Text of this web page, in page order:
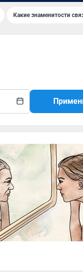
Какие знаменитости